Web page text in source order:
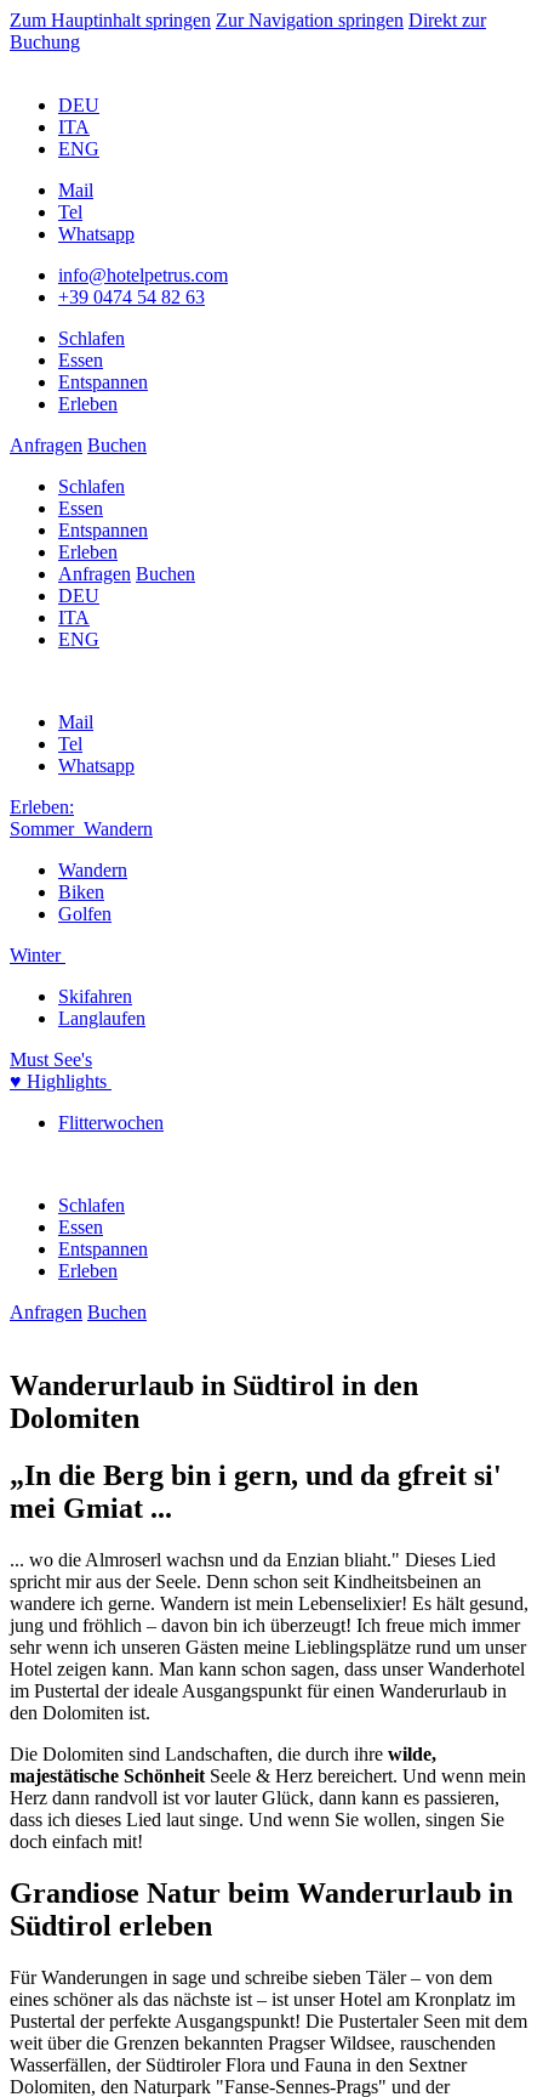
Zum Hauptinhalt springen Zur Navigation springen Direkt zur
Buchung
DEU
ITA
ENG
Mail
Tel
Whatsapp
info@hotelpetrus.com
+39 0474 54 82 63
Schlafen
Essen
Entspannen
Erleben
Anfragen Buchen
Schlafen
Essen
Entspannen
Erleben
Anfragen Buchen
DEU
ITA
ENG
Mail
Tel
Whatsapp
Erleben:
Sommer Wandern
Wandern
Biken
Golfen
Winter
Skifahren
Langlaufen
Must See's
♥ Highlights
Flitterwochen
Schlafen
Essen
Entspannen
Erleben
Anfragen Buchen
Wanderurlaub in Südtirol in den
Dolomiten
„In die Berg bin i gern, und da gfreit si'
mei Gmiat ...
... wo die Almroserl wachsn und da Enzian bliaht." Dieses Lied
spricht mir aus der Seele. Denn schon seit Kindheitsbeinen an
wandere ich gerne. Wandern ist mein Lebenselixier! Es hält gesund,
jung und fröhlich – davon bin ich überzeugt! Ich freue mich immer
sehr wenn ich unseren Gästen meine Lieblingsplätze rund um unser
Hotel zeigen kann. Man kann schon sagen, dass unser Wanderhotel
im Pustertal der ideale Ausgangspunkt für einen Wanderurlaub in
den Dolomiten ist.
Die Dolomiten sind Landschaften, die durch ihre wilde,
majestätische Schönheit Seele & Herz bereichert. Und wenn mein
Herz dann randvoll ist vor lauter Glück, dann kann es passieren,
dass ich dieses Lied laut singe. Und wenn Sie wollen, singen Sie
doch einfach mit!
Grandiose Natur beim Wanderurlaub in
Südtirol erleben
Für Wanderungen in sage und schreibe sieben Täler – von dem
eines schöner als das nächste ist – ist unser Hotel am Kronplatz im
Pustertal der perfekte Ausgangspunkt! Die Pustertaler Seen mit dem
weit über die Grenzen bekannten Pragser Wildsee, rauschenden
Wasserfällen, der Südtiroler Flora und Fauna in den Sextner
Dolomiten, den Naturpark "Fanse-Sennes-Prags" und der